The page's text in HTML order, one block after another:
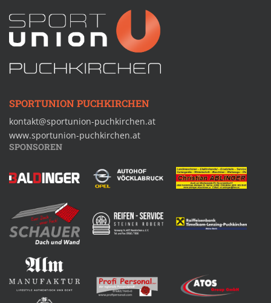
SPORTUNION PUCHKIRCHEN
kontakt@sportunion-puchkirchen.at
www.sportunion-puchkirchen.at
SPONSOREN